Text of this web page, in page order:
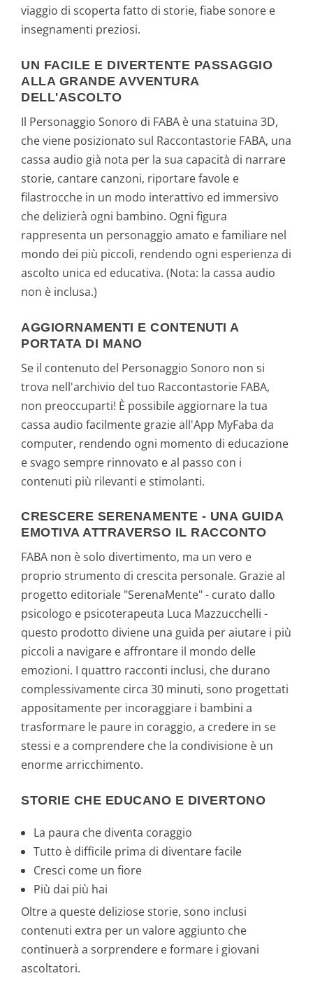
viaggio di scoperta fatto di storie, fiabe sonore e
insegnamenti preziosi.
UN FACILE E DIVERTENTE PASSAGGIO
ALLA GRANDE AVVENTURA
DELL'ASCOLTO
Il Personaggio Sonoro di FABA è una statuina 3D,
che viene posizionato sul Raccontastorie FABA, una
cassa audio già nota per la sua capacità di narrare
storie, cantare canzoni, riportare favole e
filastrocche in un modo interattivo ed immersivo
che delizierà ogni bambino. Ogni figura
rappresenta un personaggio amato e familiare nel
mondo dei più piccoli, rendendo ogni esperienza di
ascolto unica ed educativa. (Nota: la cassa audio
non è inclusa.)
AGGIORNAMENTI E CONTENUTI A
PORTATA DI MANO
Se il contenuto del Personaggio Sonoro non si
trova nell'archivio del tuo Raccontastorie FABA,
non preoccuparti! È possibile aggiornare la tua
cassa audio facilmente grazie all'App MyFaba da
computer, rendendo ogni momento di educazione
e svago sempre rinnovato e al passo con i
contenuti più rilevanti e stimolanti.
CRESCERE SERENAMENTE - UNA GUIDA
EMOTIVA ATTRAVERSO IL RACCONTO
FABA non è solo divertimento, ma un vero e
proprio strumento di crescita personale. Grazie al
progetto editoriale "SerenaMente" - curato dallo
psicologo e psicoterapeuta Luca Mazzucchelli -
questo prodotto diviene una guida per aiutare i più
piccoli a navigare e affrontare il mondo delle
emozioni. I quattro racconti inclusi, che durano
complessivamente circa 30 minuti, sono progettati
appositamente per incoraggiare i bambini a
trasformare le paure in coraggio, a credere in se
stessi e a comprendere che la condivisione è un
enorme arricchimento.
STORIE CHE EDUCANO E DIVERTONO
La paura che diventa coraggio
Tutto è difficile prima di diventare facile
Cresci come un fiore
Più dai più hai
Oltre a queste deliziose storie, sono inclusi
contenuti extra per un valore aggiunto che
continuerà a sorprendere e formare i giovani
ascoltatori.